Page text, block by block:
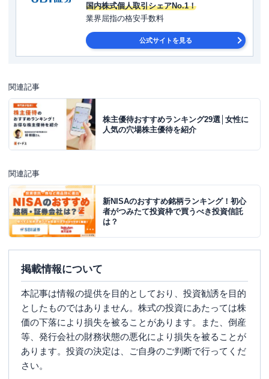
国内株式個人取引シェアNo.1！
業界屈指の格安手数料
公式サイトを見る
関連記事
株主優待おすすめランキング29選│女性に
人気の穴場株主優待を紹介
関連記事
新NISAのおすすめ銘柄ランキング！初心
者がつみたて投資枠で買うべき投資信託
は？
掲載情報について
本記事は情報の提供を目的としており、投資勧誘を目的
としたものではありません。株式の投資にあたっては株
価の下落により損失を被ることがあります。また、倒産
等、発行会社の財務状態の悪化により損失を被ることが
あります。投資の決定は、ご自身のご判断で行ってくだ
さい。